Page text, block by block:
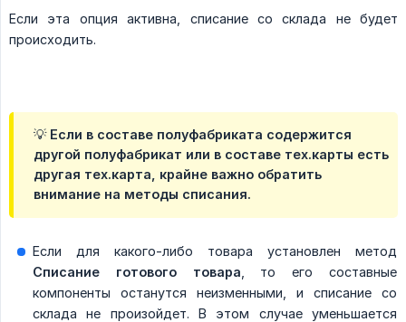
Если эта опция активна, списание со склада не будет
происходить.
💡 Если в составе полуфабриката содержится
другой полуфабрикат или в составе тех.карты есть
другая тех.карта, крайне важно обратить
внимание на методы списания.
Если для какого-либо товара установлен метод
Списание готового товара , то его составные
компоненты останутся неизменными, и списание со
склада не произойдет. В этом случае уменьшается